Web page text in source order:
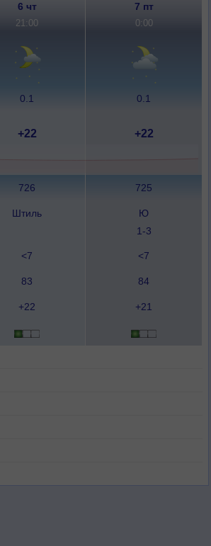
6 чт 7 пт
21:00 0:00
0.1 0.1
+22 +22
726 725
Штиль
Ю
1-3
<7 <7
83 84
+22 +21